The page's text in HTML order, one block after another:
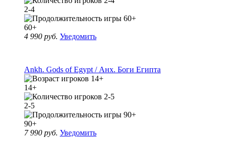
2-4
60+
4 990 руб. Уведомить
Ankh. Gods of Egypt / Анх. Боги Египта
14+
2-5
90+
7 990 руб. Уведомить